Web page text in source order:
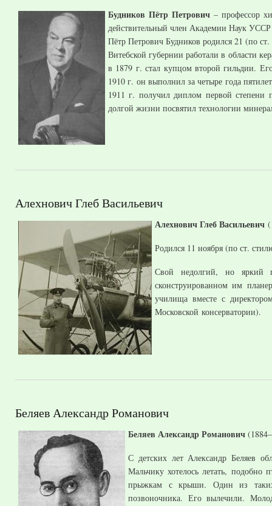
Будников Пётр Петрович – профессор
действительный член Академии Наук
Пётр Петрович Будников родился 21 (по
Витебской губернии работали в области
в 1879 г. стал купцом второй гильдии.
1910 г. он выполнил за четыре года
1911 г. получил диплом первой степени
долгой жизни посвятил технологии
Алехнович Глеб Васильевич
Алехнович Глеб Васильевич
Родился 11 ноября (по ст.
Свой недолгий, но яркий
сконструированном им
училища вместе с
Московской консерватории).
Беляев Александр Романович
Беляев Александр Романович
С детских лет Александр Беляев
Мальчику хотелось летать,
прыжкам с крыши. Один из таких
позвоночника. Его вылечили.